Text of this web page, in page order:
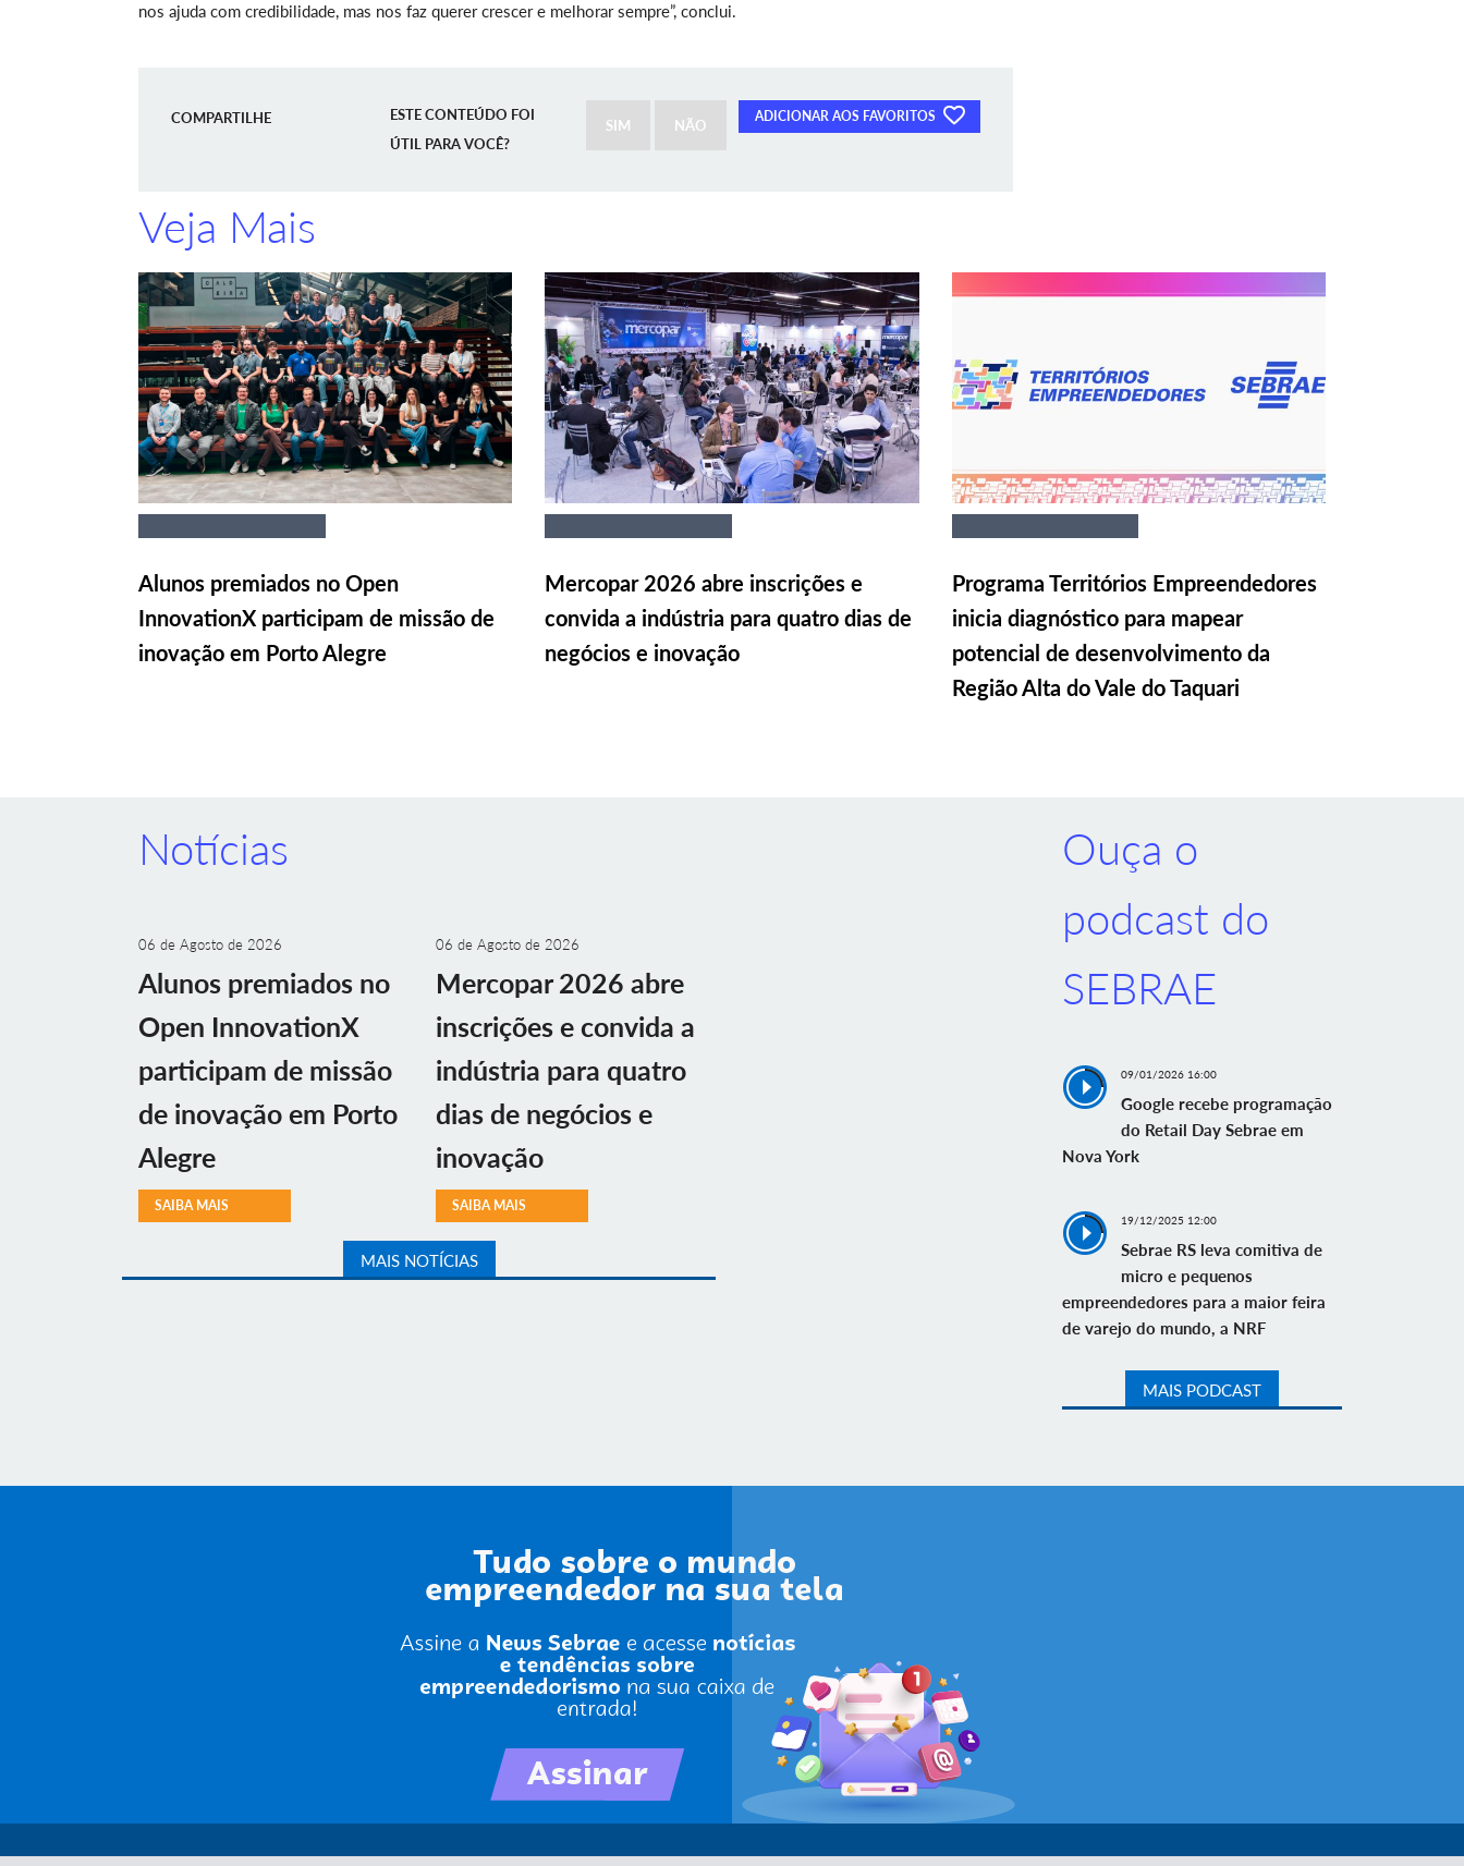
nos ajuda com credibilidade, mas nos faz querer crescer e melhorar sempre”, conclui.
COMPARTILHE ADICIONAR AOS FAVORITOS
ESTE CONTEÚDO FOI
ÚTIL PARA VOCÊ?
SIM NÃO
Veja Mais
Alunos premiados no Open
InnovationX participam de missão de
inovação em Porto Alegre
Mercopar 2026 abre inscrições e
convida a indústria para quatro dias de
negócios e inovação
Programa Territórios Empreendedores
inicia diagnóstico para mapear
potencial de desenvolvimento da
Região Alta do Vale do Taquari
Notícias
06 de Agosto de 2026
Alunos premiados no
Open InnovationX
participam de missão
de inovação em Porto
Alegre
SAIBA MAIS
06 de Agosto de 2026
Mercopar 2026 abre
inscrições e convida a
indústria para quatro
dias de negócios e
inovação
SAIBA MAIS
MAIS NOTÍCIAS
Ouça o
podcast do
SEBRAE
09/01/2026 16:00
Google recebe programação
do Retail Day Sebrae em
Nova York
19/12/2025 12:00
Sebrae RS leva comitiva de
micro e pequenos
empreendedores para a maior feira
de varejo do mundo, a NRF
MAIS PODCAST